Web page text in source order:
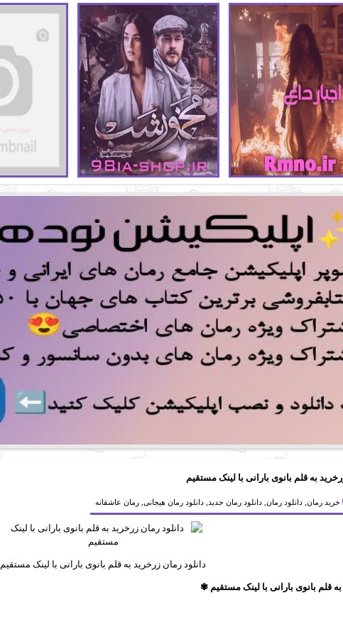
به قلم بانوی بارانی با لینک مستقیم
خرید رمان دانلود رمان دانلود رمان جدید دانلود رمان هیجانی رمان عاشقانه
دانلود رمان زرخرید به قلم بانوی بارانی با لینک مستقیم
قلم بانوی بارانی با لینک مستقیم ✾